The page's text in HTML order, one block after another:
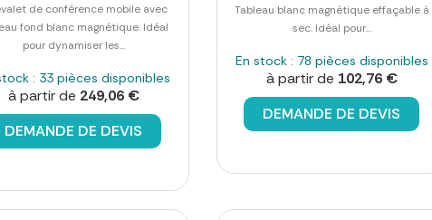
de conférence mobile avec
fond blanc magnétique. Idéal
pour dynamiser les...
: 33 pièces disponibles
à partir de 249,06 €
DEMANDE DE DEVIS
Tableau blanc magnétique effaçable à
sec. Idéal pour...
En stock : 78 pièces disponibles
à partir de 102,76 €
DEMANDE DE DEVIS